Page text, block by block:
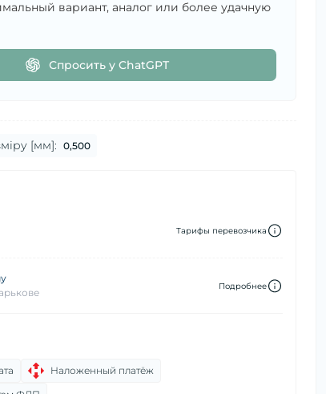
вариант, аналог или более удачную
Спросить у ChatGPT
[мм]: 0,500
Тарифы перевозчика
Подробнее
Наложенный платёж